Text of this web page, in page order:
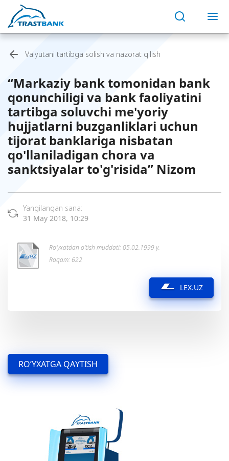
Valyutani tartibga solish va nazorat qilish
“Markaziy bank tomonidan bank
qonunchiligi va bank faoliyatini
tartibga soluvchi me'yoriy
hujjatlarni buzganliklari uchun
tijorat banklariga nisbatan
qo'llaniladigan chora va
sanktsiyalar to'g'risida” Nizom
Yangilangan sana:
31 May 2018, 10:29
Ro’yxatdan o’tish muddati: 05.02.1999 y.
Raqam: 622
LEX.UZ
RO’YXATGA QAYTISH